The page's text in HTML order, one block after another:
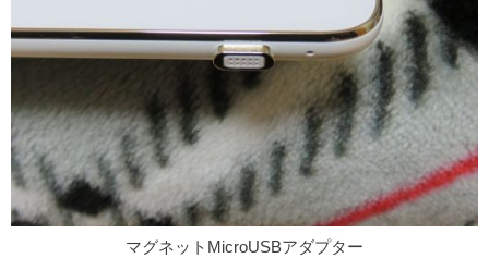
マグネットMicroUSBアダプター